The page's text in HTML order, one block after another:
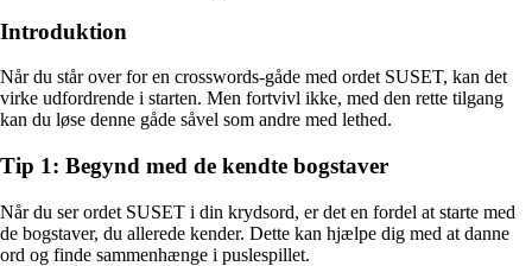
Introduktion
Når du står over for en crosswords-gåde med ordet SUSET, kan det
virke udfordrende i starten. Men fortvivl ikke, med den rette tilgang
kan du løse denne gåde såvel som andre med lethed.
Tip 1: Begynd med de kendte bogstaver
Når du ser ordet SUSET i din krydsord, er det en fordel at starte med
de bogstaver, du allerede kender. Dette kan hjælpe dig med at danne
ord og finde sammenhænge i puslespillet.